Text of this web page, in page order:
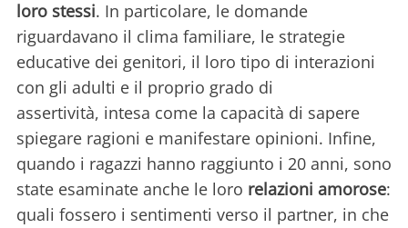
loro stessi. In particolare, le domande
riguardavano il clima familiare, le strategie
educative dei genitori, il loro tipo di interazioni
con gli adulti e il proprio grado di
assertività, intesa come la capacità di sapere
spiegare ragioni e manifestare opinioni. Infine,
quando i ragazzi hanno raggiunto i 20 anni, sono
state esaminate anche le loro relazioni amorose:
quali fossero i sentimenti verso il partner, in che